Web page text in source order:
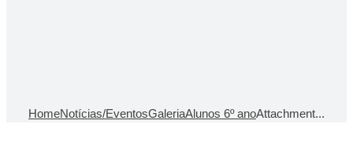
HomeNotícias/EventosGaleriaAlunos 6º anoAttachment...